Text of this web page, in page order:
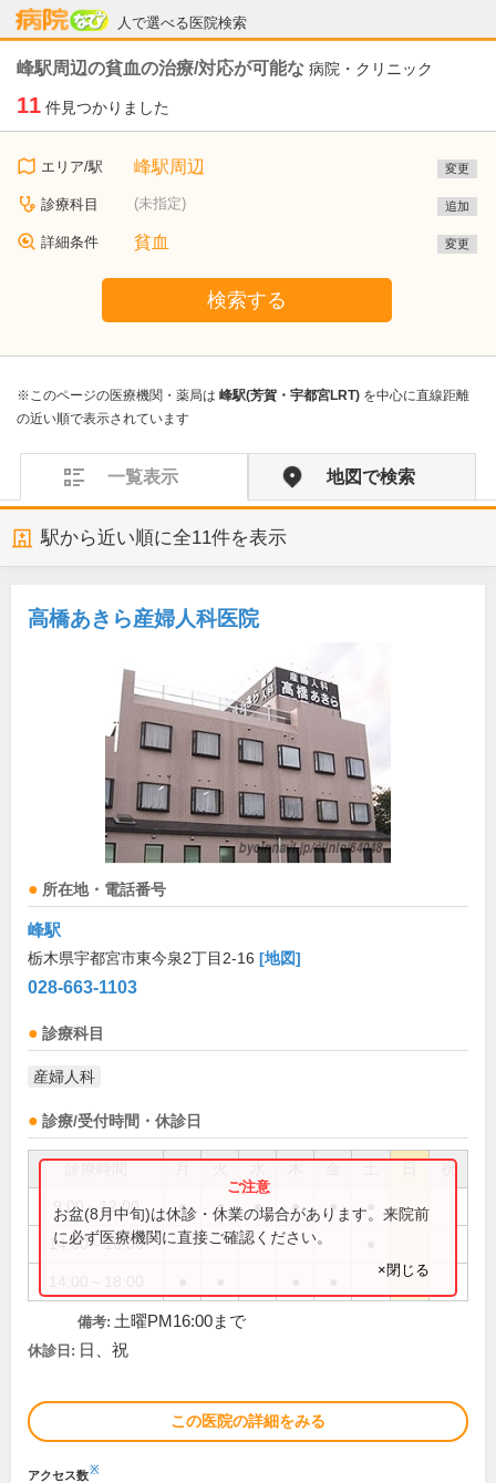
人で選べる医院検索
病院なび
峰駅周辺の貧血の治療/対応が可能な 病院・クリニック
11 件見つかりました
エリア/駅 峰駅周辺 変更
診療科目 (未指定) 追加
詳細条件 貧血 変更
検索する
※このページの医療機関・薬局は 峰駅(芳賀・宇都宮LRT) を中心に直線距離
の近い順で表示されています
一覧表示 地図で検索
駅から近い順に全11件を表示
高橋あきら産婦人科医院
所在地・電話番号
峰駅
栃木県宇都宮市東今泉2丁目2-16 [地図]
028-663-1103
診療科目
産婦人科
診療/受付時間・休診日
祝
9:00～12:00 ● ● ● ● ●
14:00～16:00
お盆(8月中旬)は休診・休業の場合があります。来院前
に必ず医療機関に直接ご確認ください。
×閉じる
備考: 土曜PM16:00まで
休診日: 日、祝
この医院の詳細をみる
アクセス数※